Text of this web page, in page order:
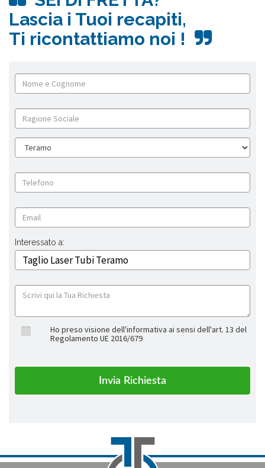
Lascia i Tuoi recapiti,
Ti ricontattiamo noi !
Interessato a:
Ho preso visione dell'informativa ai sensi dell'art. 13 del
Regolamento UE 2016/679